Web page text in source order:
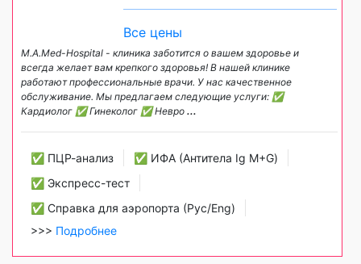
Все цены
M.A.Med-Hospital - клиника заботится о вашем здоровье и
всегда желает вам крепкого здоровья! В нашей клинике
работают профессиональные врачи. У нас качественное
обслуживание. Мы предлагаем следующие услуги: ✅
Кардиолог ✅ Гинеколог ✅ Невро ...
✅ ПЦР-анализ
✅ ИФА (Антитела Ig М+G)
✅ Экспресс-тест
✅ Справка для аэропорта (Рус/Eng)
>>> Подробнее